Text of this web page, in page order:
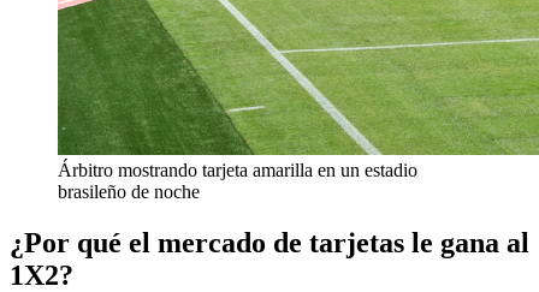
Árbitro mostrando tarjeta amarilla en un estadio
brasileño de noche
¿Por qué el mercado de tarjetas le gana al
1X2?